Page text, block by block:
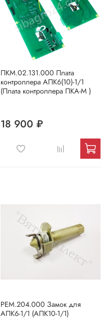
ПКМ.02.131.000 Плата
контроллера АПК6(10)-1/1
(Плата контроллера ПКА-М )
18 900 ₽
РЕМ.204.000 Замок для
АПК6-1/1 (АПК10-1/1)